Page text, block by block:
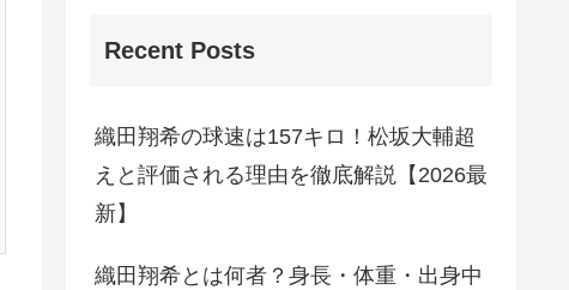
Recent Posts
織田翔希の球速は157キロ！松坂大輔超
えと評価される理由を徹底解説【2026最
新】
織田翔希とは何者？身長・体重・出身中